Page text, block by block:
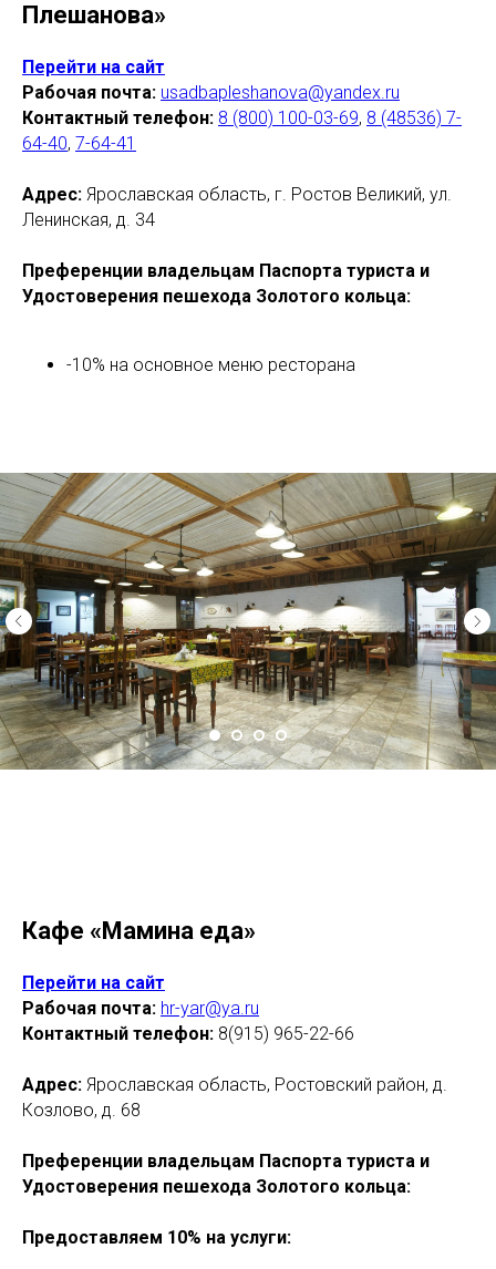
Плешанова»
Перейти на сайт
Рабочая почта: usadbapleshanova@yandex.ru
Контактный телефон: 8 (800) 100-03-69, 8 (48536) 7-
64-40, 7-64-41
Адрес: Ярославская область, г. Ростов Великий, ул.
Ленинская, д. 34
Преференции владельцам Паспорта туриста и
Удостоверения пешехода Золотого кольца:
-10% на основное меню ресторана
Кафе «Мамина еда»
Перейти на сайт
Рабочая почта: hr-yar@ya.ru
Контактный телефон: 8(915) 965-22-66
Адрес: Ярославская область, Ростовский район, д.
Козлово, д. 68
Преференции владельцам Паспорта туриста и
Удостоверения пешехода Золотого кольца:
Предоставляем 10% на услуги: